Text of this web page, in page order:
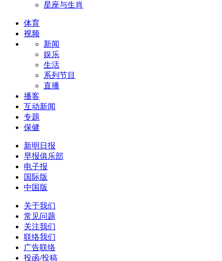
星座与生肖
体育
视频
新闻
娱乐
生活
系列节目
直播
播客
互动新闻
专题
保健
新明日报
早报俱乐部
电子报
国际版
中国版
关于我们
常见问题
关注我们
联络我们
广告联络
投函/投稿